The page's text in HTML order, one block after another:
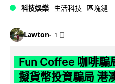
科技娛樂 生活科技 區塊鏈
Lawton 1 日
Fun Coffee 咖啡騙
擬貨幣投資騙局 港